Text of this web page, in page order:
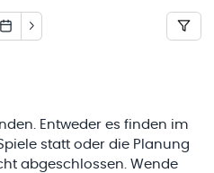
Entweder es finden im
statt oder die Planung
abgeschlossen. Wende